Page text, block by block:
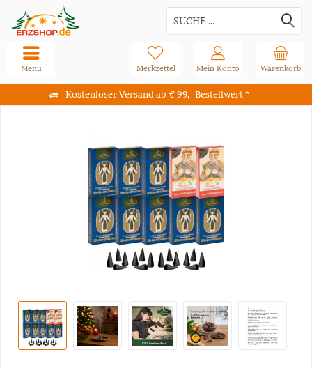
Kostenloser Versand ab € 99,- Bestellwert *
Warenkorb
Merkzettel Mein Konto
Menü